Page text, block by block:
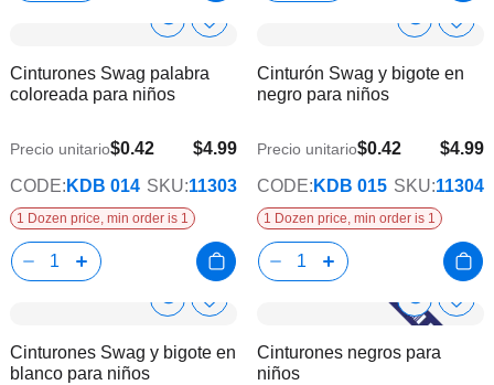
Show
Info
Añadir
la
deseos
Cinturones Swag palabra
coloreada para niños
$4.99
Precio unitario$0.42
CODE: KDB 014 SKU:11303
1 Dozen price, min order is 1
Show
Info la
Cinturón Swag y bigote en
negro para niños
$4.99
Precio unitario$0.42
CODE: KDB 015 SKU:11304
1 Dozen price, min order is 1
Show
Info
Añadir
la
Cinturones Swag y bigote en
blanco para niños
Show
Info
Cinturones negros para
niños